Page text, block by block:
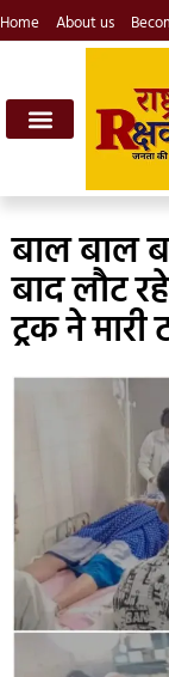
Home About us
बाल बाल
बाद लौट
ट्रक ने